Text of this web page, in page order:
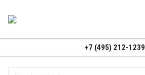
+7 (495) 212-1239